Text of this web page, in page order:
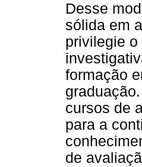
Desse
sólida em
privilegie
formação
cursos de
para a
de